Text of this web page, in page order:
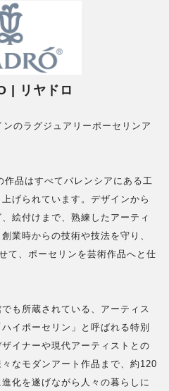
| リヤドロ
のラグジュアリーポーセリンア
品はすべてバレンシアにある工
げられています。デザインから
絵付けまで、熟練したアーティ
業時からの技術や技法を守り、
て、ポーセリンを芸術作品へと仕
も所蔵されている、アーティス
イポーセリン」と呼ばれる特別
イナーや現代アーティストとの
なモダンアート作品まで、約120
化を遂げながら人々の暮らしに